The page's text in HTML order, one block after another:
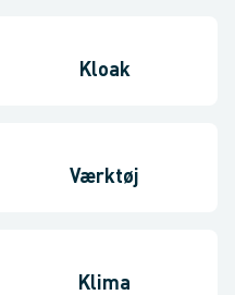
Kloak
Værktøj
Klima